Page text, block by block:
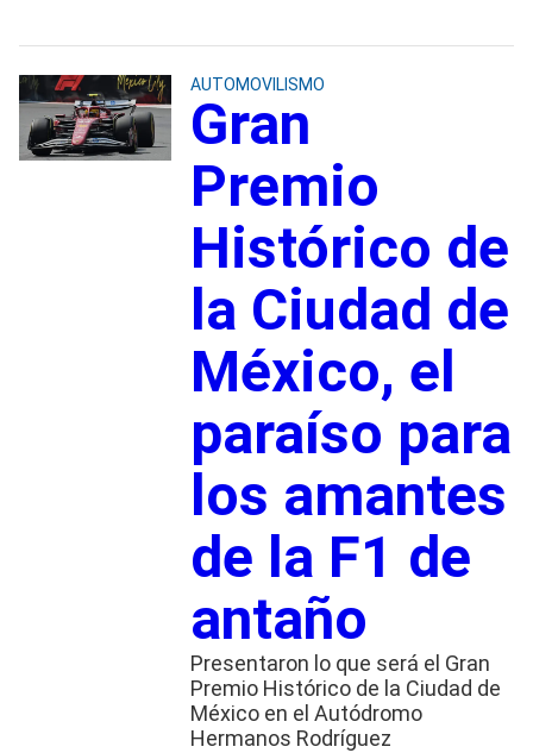
AUTOMOVILISMO
Gran
Premio
Histórico de
la Ciudad de
México, el
paraíso para
los amantes
de la F1 de
antaño
Presentaron lo que será el Gran
Premio Histórico de la Ciudad de
México en el Autódromo
Hermanos Rodríguez